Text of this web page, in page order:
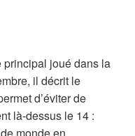
joué dans la
il décrit le
d’éviter de
là-dessus le 14 :